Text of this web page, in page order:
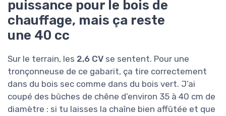
puissance pour le bois de
chauffage, mais ça reste
une 40 cc
Sur le terrain, les 2,6 CV se sentent. Pour une
tronçonneuse de ce gabarit, ça tire correctement
dans du bois sec comme dans du bois vert. J’ai
coupé des bûches de chêne d’environ 35 à 40 cm de
diamètre : si tu laisses la chaîne bien affûtée et que